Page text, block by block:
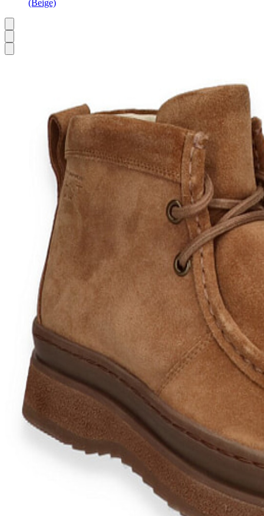
(Beige)